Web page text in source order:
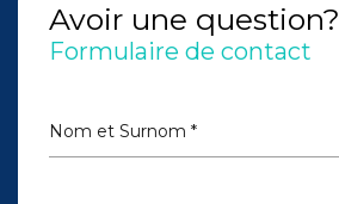
Avoir une question?
Formulaire de contact
Nom et Surnom *